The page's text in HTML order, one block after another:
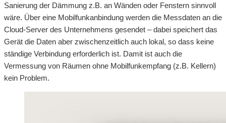
Sanierung der Dämmung z.B. an Wänden oder Fenstern sinnvoll
wäre. Über eine Mobilfunkanbindung werden die Messdaten an die
Cloud-Server des Unternehmens gesendet – dabei speichert das
Gerät die Daten aber zwischenzeitlich auch lokal, so dass keine
ständige Verbindung erforderlich ist. Damit ist auch die
Vermessung von Räumen ohne Mobilfunkempfang (z.B. Kellern)
kein Problem.